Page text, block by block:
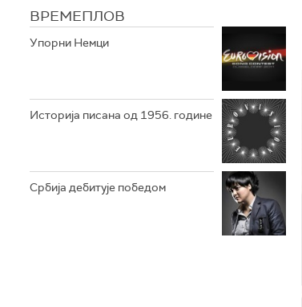
ВРЕМЕПЛОВ
Упорни Немци
Историја писана од 1956. године
Србија дебитује победом